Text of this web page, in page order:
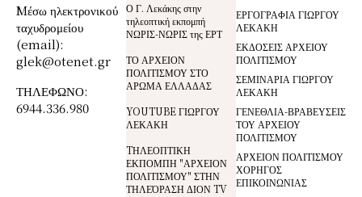
Mέσω ηλεκτρονικού
ταχυδρομείου
(email):
glek@otenet.gr
ΤΗΛΕΦΩΝΟ:
6944.336.980
Ο Γ. Λεκάκης στην
τηλεοπτική εκπομπή
ΝΩΡΙΣ-ΝΩΡΙΣ της ΕΡΤ
ΤΟ ΑΡΧΕΙΟΝ
ΠΟΛΙΤΙΣΜΟΥ ΣΤΟ
ΑΡΩΜΑ ΕΛΛΑΔΑΣ
YOUTUBE ΓΙΩΡΓΟΥ
ΛΕΚΑΚΗ
TΗΛΕΟΠΤΙΚΗ
ΕΚΠΟΜΠΗ "ΑΡΧΕΙΟΝ
ΠΟΛΙΤΙΣΜΟΥ" ΣΤΗΝ
ΤΗΛΕΌΡΑΣΗ ΔΙΟΝ TV
ΕΡΓΟΓΡΑΦΙΑ ΓΙΩΡΓΟΥ
ΛΕΚΑΚΗ
ΕΚΔΟΣΕΙΣ ΑΡΧΕΙΟΥ
ΠΟΛΙΤΙΣΜΟΥ
ΣΕΜΙΝΑΡΙΑ ΓΙΩΡΓΟΥ
ΛΕΚΑΚΗ
ΓΕΝΕΘΛΙΑ-ΒΡΑΒΕΥΣΕΙΣ
ΤΟΥ ΑΡΧΕΙΟΥ
ΠΟΛΙΤΙΣΜΟΥ
ΑΡΧΕΙΟΝ ΠΟΛΙΤΙΣΜΟΥ
ΧΟΡΗΓΟΣ
ΕΠΙΚΟΙΝΩΝΙΑΣ